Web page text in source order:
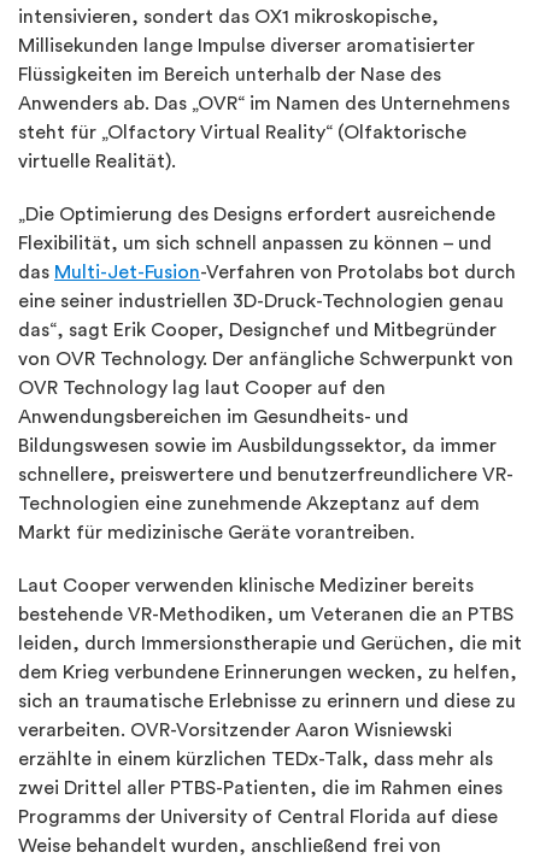
intensivieren, sondert das OX1 mikroskopische,
Millisekunden lange Impulse diverser aromatisierter
Flüssigkeiten im Bereich unterhalb der Nase des
Anwenders ab. Das „OVR“ im Namen des Unternehmens
steht für „Olfactory Virtual Reality“ (Olfaktorische
virtuelle Realität).
„Die Optimierung des Designs erfordert ausreichende
Flexibilität, um sich schnell anpassen zu können – und
das Multi-Jet-Fusion-Verfahren von Protolabs bot durch
eine seiner industriellen 3D-Druck-Technologien genau
das“, sagt Erik Cooper, Designchef und Mitbegründer
von OVR Technology. Der anfängliche Schwerpunkt von
OVR Technology lag laut Cooper auf den
Anwendungsbereichen im Gesundheits- und
Bildungswesen sowie im Ausbildungssektor, da immer
schnellere, preiswertere und benutzerfreundlichere VR-
Technologien eine zunehmende Akzeptanz auf dem
Markt für medizinische Geräte vorantreiben.
Laut Cooper verwenden klinische Mediziner bereits
bestehende VR-Methodiken, um Veteranen die an PTBS
leiden, durch Immersionstherapie und Gerüchen, die mit
dem Krieg verbundene Erinnerungen wecken, zu helfen,
sich an traumatische Erlebnisse zu erinnern und diese zu
verarbeiten. OVR-Vorsitzender Aaron Wisniewski
erzählte in einem kürzlichen TEDx-Talk, dass mehr als
zwei Drittel aller PTBS-Patienten, die im Rahmen eines
Programms der University of Central Florida auf diese
Weise behandelt wurden, anschließend frei von